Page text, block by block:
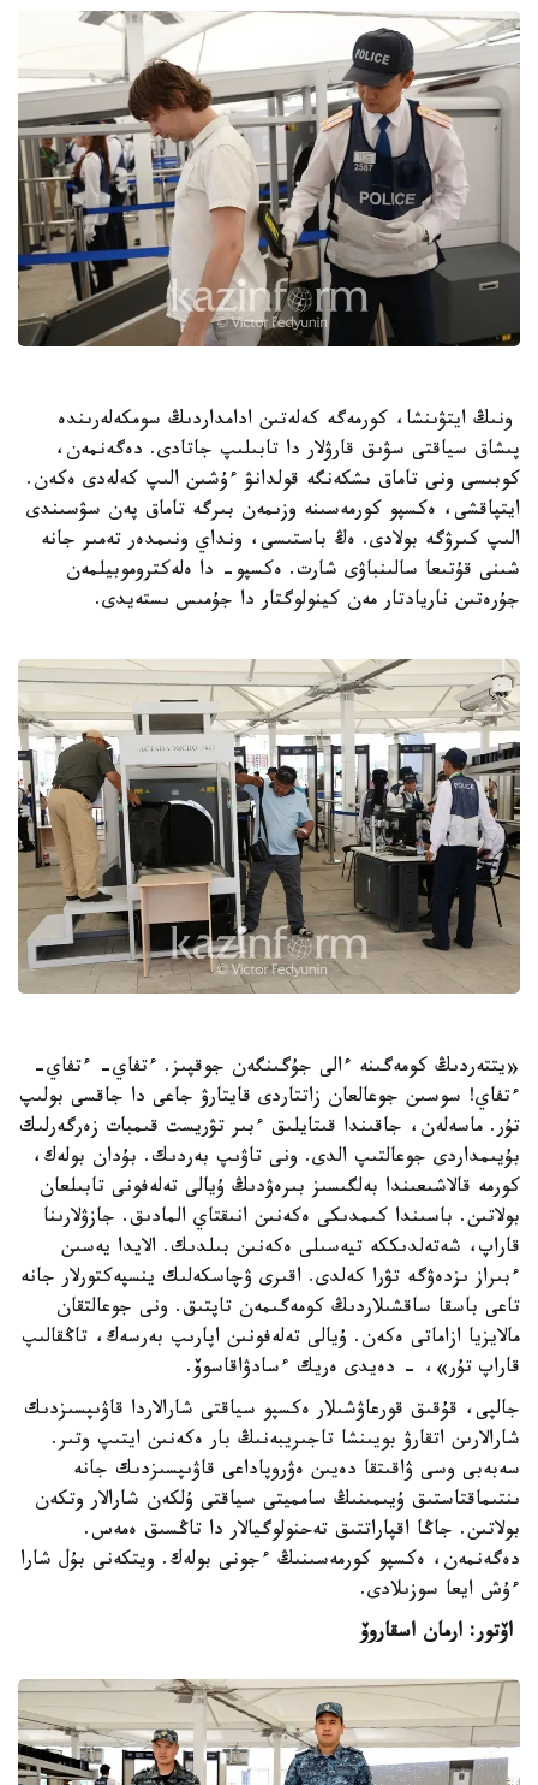
ونىڭ ايتۋىنشا، كورمەگە كەلەتىن ادامداردىڭ سومكەلەرىندە
پىشاق سياقتى سۋىق قارۋلار دا تابىلىپ جاتادى. دەگەنمەن،
كوبىسى ونى تاماق ىشكەنگە قولدانۋ ءۇشىن الىپ كەلەدى ەكەن.
ايتپاقشى، ەكسپو كورمەسىنە وزىمەن بىرگە تاماق پەن سۋسىندى
الىپ كىرۋگە بولادى. ەڭ باستىسى، ونداي ونىمدەر تەمىر جانە
شىنى قۇتىعا سالىنباۋى شارت. ەكسپو- دا ەلەكتروموبيلمەن
جۇرەتىن ناريادتار مەن كينولوگتار دا جۇمىس ىستەيدى.
«يتتەردىڭ كومەگىنە ءالى جۇگىنگەن جوقپىز. ءتفاي- ءتفاي-
ءتفاي! سوسىن جوعالعان زاتتاردى قايتارۋ جاعى دا جاقسى بولىپ
تۇر. ماسەلەن، جاقىندا قىتايلىق ءبىر تۋريست قىمبات زەرگەرلىك
بۇيىمداردى جوعالتىپ الدى. ونى تاۋىپ بەردىك. بۇدان بولەك،
كورمە قالاشىعىندا بەلگىسىز بىرەۋدىڭ ۇيالى تەلەفونى تابىلعان
بولاتىن. باسىندا كىمدىكى ەكەنىن انىقتاي المادىق. جازۋلارىنا
قاراپ، شەتەلدىككە تيەسىلى ەكەنىن بىلدىك. الايدا يەسىن
ءبىراز ىزدەۋگە تۋرا كەلدى. اقىرى ۋچاسكەلىك ينسپەكتورلار جانە
تاعى باسقا ساقشىلاردىڭ كومەگىمەن تاپتىق. ونى جوعالتقان
مالايزيا ازاماتى ەكەن. ۇيالى تەلەفونىن اپارىپ بەرسەك، تاڭقالىپ
قاراپ تۇر»، - دەيدى ەريك ءسادۋاقاسوۆ.
جالپى، قۇقىق قورعاۋشىلار ەكسپو سياقتى شارالاردا قاۋىپسىزدىك
شارالارىن اتقارۋ بويىنشا تاجىريبەنىڭ بار ەكەنىن ايتىپ وتىر.
سەبەبى وسى ۋاقىتقا دەيىن ەۋروپاداعى قاۋىپسىزدىك جانە
ىنتىماقتاستىق ۇيىمىنىڭ سامميتى سياقتى ۇلكەن شارالار وتكەن
بولاتىن. جاڭا اقپاراتتىق تەحنولوگيالار دا تاڭسىق ەمەس.
دەگەنمەن، ەكسپو كورمەسىنىڭ ءجونى بولەك. ويتكەنى بۇل شارا
ءۇش ايعا سوزىلادى.
اۆتور: ارمان اسقاروۆ